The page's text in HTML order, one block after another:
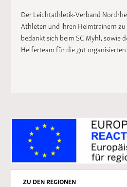
Der Leichtathletik-Verband
Athleten und ihren Heimtrainern
bedankt sich beim SC Myhl, sowie
Helferteam für die gut
ZU DEN REGIONEN